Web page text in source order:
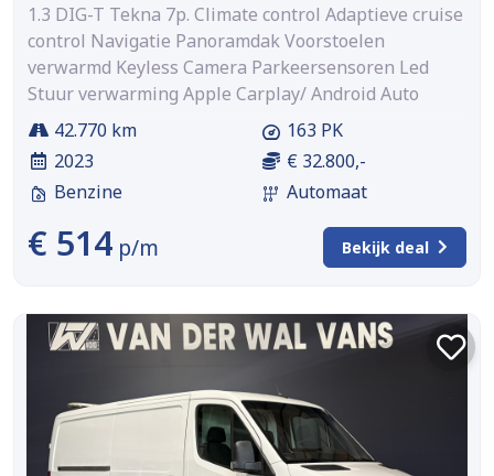
1.3 DIG-T Tekna 7p. Climate control Adaptieve cruise
control Navigatie Panoramdak Voorstoelen
verwarmd Keyless Camera Parkeersensoren Led
Stuur verwarming Apple Carplay/ Android Auto
42.770 km
2023
Benzine
163 PK
€ 32.800,-
Automaat
€ 514 p/m Bekijk deal